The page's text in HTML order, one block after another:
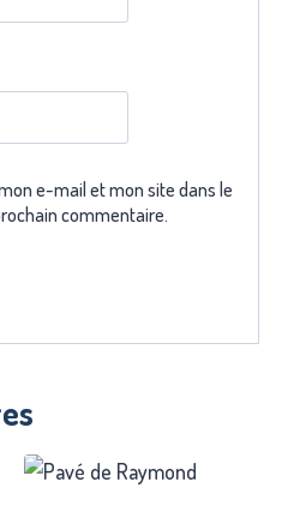
e-mail et mon site dans le
commentaire.